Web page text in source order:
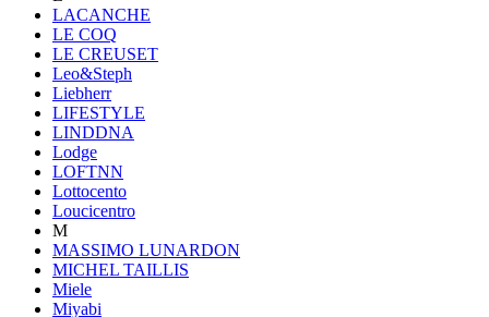
LACANCHE
LE COQ
LE CREUSET
Leo&Steph
Liebherr
LIFESTYLE
LINDDNA
Lodge
LOFTNN
Lottocento
Loucicentro
M
MASSIMO LUNARDON
MICHEL TAILLIS
Miele
Miyabi